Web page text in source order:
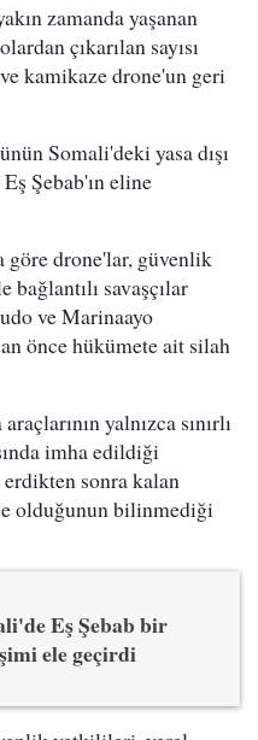
zamanda yaşanan
çıkarılan sayısı
kamikaze drone'un geri
Somali'deki yasa dışı
Şebab'ın eline
drone'lar, güvenlik
savaşçılar
ve Marinaayo
önce hükümete ait silah
yalnızca sınırlı
imha edildiği
sonra kalan
olduğunun bilinmediği
Eş Şebab bir
ele geçirdi